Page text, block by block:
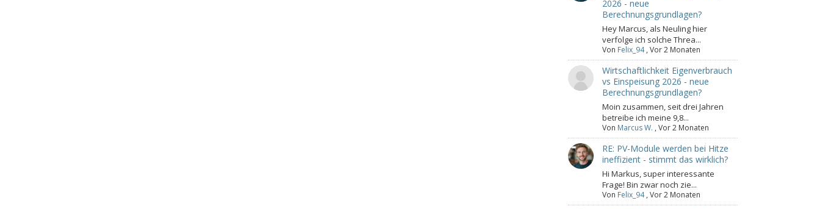
2026 - neue
Berechnungsgrundlagen?
Hey Marcus, als Neuling hier
verfolge ich solche Threa...
Von Felix_94, Vor 2 Monaten
Wirtschaftlichkeit Eigenverbrauch
vs Einspeisung 2026 - neue
Berechnungsgrundlagen?
Moin zusammen, seit drei Jahren
betreibe ich meine 9,8...
Von Marcus W. , Vor 2 Monaten
RE: PV-Module werden bei Hitze
ineffizient - stimmt das wirklich?
Hi Markus, super interessante
Frage! Bin zwar noch zie...
Von Felix_94, Vor 2 Monaten